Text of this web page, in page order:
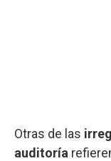
Otras de las
auditoría